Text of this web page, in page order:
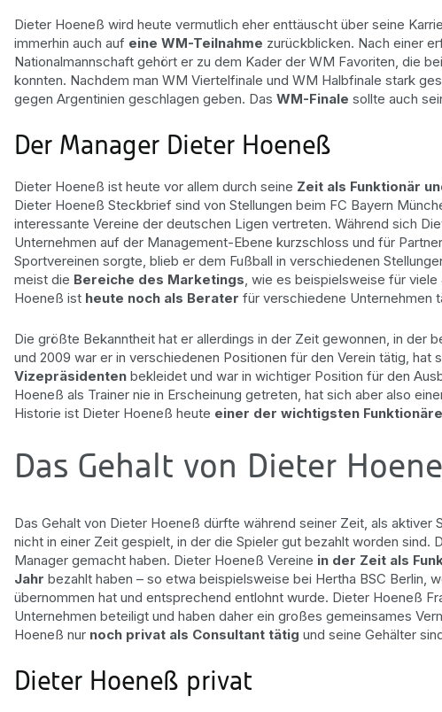
Dieter Hoeneß wird heute vermutlich eher enttäuscht über seine
immerhin auch auf eine WM-Teilnahme zurückblicken. Nach einer
Nationalmannschaft gehört er zu dem Kader der WM Favoriten, die
konnten. Nachdem man WM Viertelfinale und WM Halbfinale stark
gegen Argentinien geschlagen geben. Das WM-Finale sollte auch
Der Manager Dieter Hoeneß
Dieter Hoeneß ist heute vor allem durch seine Zeit als Funktionär
Dieter Hoeneß Steckbrief sind von Stellungen beim FC Bayern
interessante Vereine der deutschen Ligen vertreten. Während sich
Unternehmen auf der Management-Ebene kurzschloss und für
Sportvereinen sorgte, blieb er dem Fußball in verschiedenen
meist die Bereiche des Marketings , wie es beispielsweise für
Hoeneß ist heute noch als Berater für verschiedene Unternehmen
Die größte Bekanntheit hat er allerdings in der Zeit gewonnen, in der
und 2009 war er in verschiedenen Positionen für den Verein tätig, hat
Vizepräsidenten bekleidet und war in wichtiger Position für den
Hoeneß als Trainer nie in Erscheinung getreten, hat sich aber also
Historie ist Dieter Hoeneß heute einer der wichtigsten Funktionäre
Das Gehalt von Dieter
Das Gehalt von Dieter Hoeneß dürfte während seiner Zeit, als aktiver
nicht in einer Zeit gespielt, in der die Spieler gut bezahlt worden sind.
Manager gemacht haben. Dieter Hoeneß Vereine in der Zeit als
Jahr bezahlt haben – so etwa beispielsweise bei Hertha BSC Berlin,
übernommen hat und entsprechend entlohnt wurde. Dieter Hoeneß
Unternehmen beteiligt und haben daher ein großes gemeinsames
Hoeneß nur noch privat als Consultant tätig und seine Gehälter
Dieter Hoeneß privat